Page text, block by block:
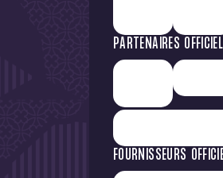
PARTENAIRES
FOURNISSEURS